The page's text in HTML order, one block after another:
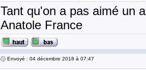
Tant qu'on a pas aimé un
Anatole France
Envoyé : 04 décembre 2018 à 07:47